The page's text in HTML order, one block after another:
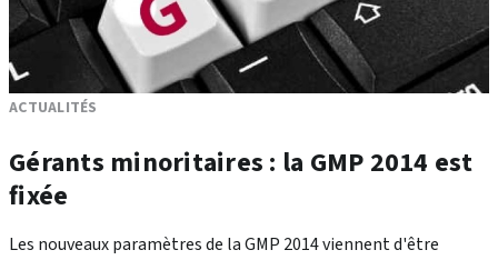
ACTUALITÉS
Gérants minoritaires : la GMP 2014 est
fixée
Les nouveaux paramètres de la GMP 2014 viennent d'être